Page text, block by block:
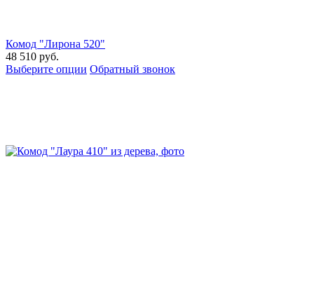
Комод "Лирона 520"
48 510 руб.
Выберите опции Обратный звонок